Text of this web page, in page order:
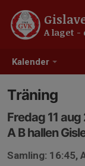
Kalender
A laget
Träning
Fredag 11
A B hallen
Samling: 16:45,